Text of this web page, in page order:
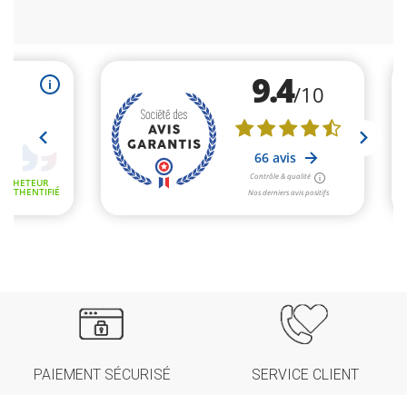
PAIEMENT SÉCURISÉ SERVICE CLIENT